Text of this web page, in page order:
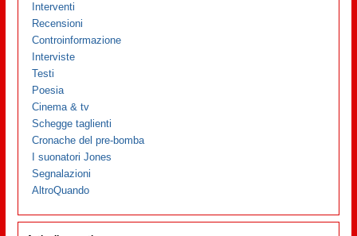
Interventi
Recensioni
Controinformazione
Interviste
Testi
Poesia
Cinema & tv
Schegge taglienti
Cronache del pre-bomba
I suonatori Jones
Segnalazioni
AltroQuando